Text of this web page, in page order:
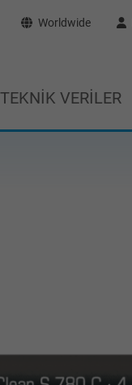
Worldwide
TEKNIK VERILER